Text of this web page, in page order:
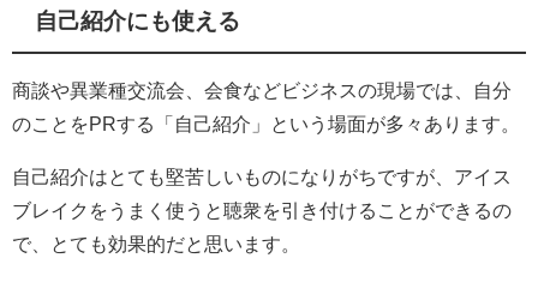
自己紹介にも使える
商談や異業種交流会、会食などビジネスの現場では、自分
のことをPRする「自己紹介」という場面が多々あります。
自己紹介はとても堅苦しいものになりがちですが、アイス
ブレイクをうまく使うと聴衆を引き付けることができるの
で、とても効果的だと思います。